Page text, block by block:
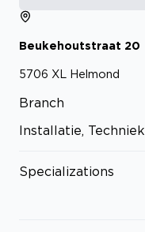
Beukehoutstraat 20
5706 XL Helmond
Branch
Installatie, Techniek
Specializations